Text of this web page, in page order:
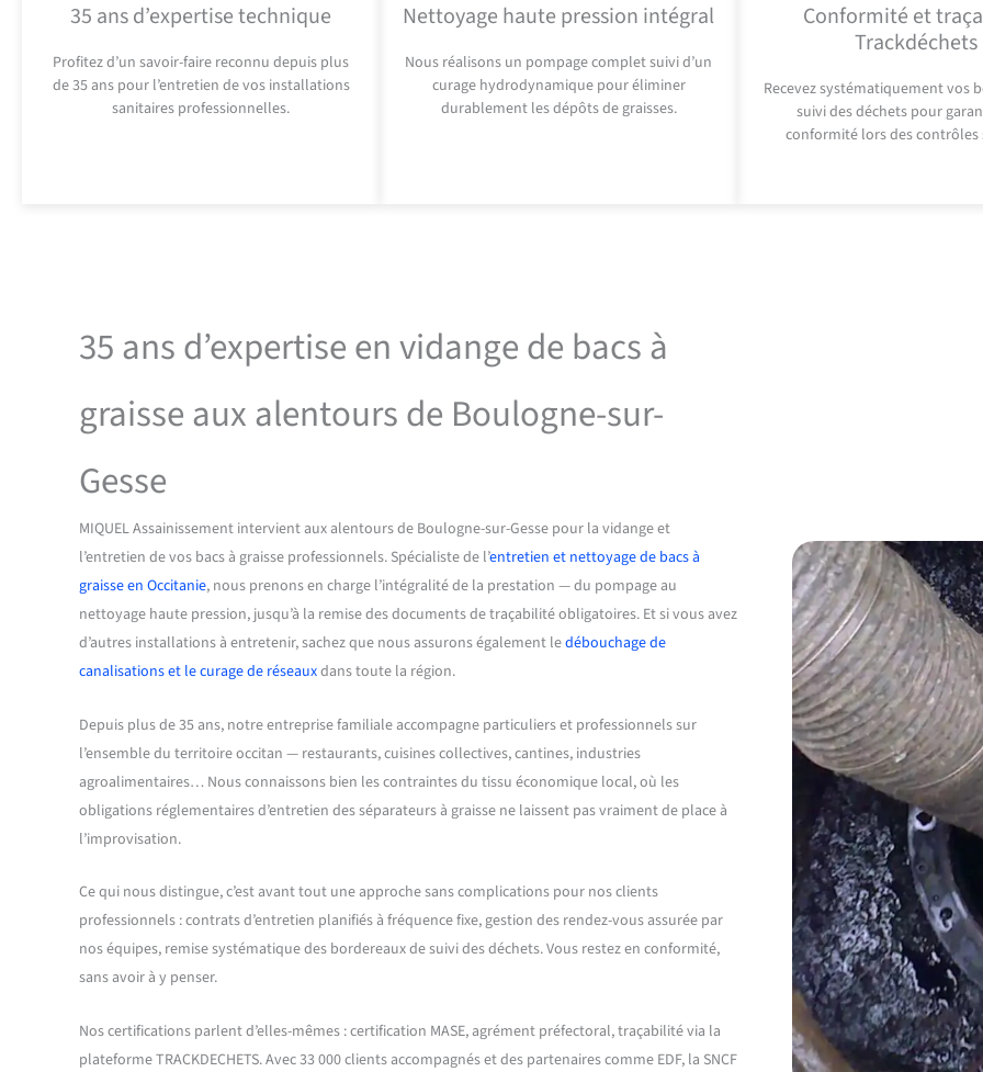
35 ans d’expertise technique
Profitez d’un savoir-faire reconnu depuis plus
de 35 ans pour l’entretien de vos installations
sanitaires professionnelles.
Nettoyage haute pression intégral
Nous réalisons un pompage complet suivi d’un
curage hydrodynamique pour éliminer
durablement les dépôts de graisses.
Conformité et
Trackdéchets
Recevez systématiquement vos
suivi des déchets pour
conformité lors des contrôles
35 ans d’expertise en vidange de bacs à
graisse aux alentours de Boulogne-sur-
Gesse
MIQUEL Assainissement intervient aux alentours de Boulogne-sur-Gesse pour la vidange et
l’entretien de vos bacs à graisse professionnels. Spécialiste de l’entretien et nettoyage de bacs à
graisse en Occitanie, nous prenons en charge l’intégralité de la prestation — du pompage au
nettoyage haute pression, jusqu’à la remise des documents de traçabilité obligatoires. Et si vous avez
d’autres installations à entretenir, sachez que nous assurons également ledébouchage de
canalisations et le curage de réseauxdans toute la région.
Depuis plus de 35 ans, notre entreprise familiale accompagne particuliers et professionnels sur
l’ensemble du territoire occitan — restaurants, cuisines collectives, cantines, industries
agroalimentaires… Nous connaissons bien les contraintes du tissu économique local, où les
obligations réglementaires d’entretien des séparateurs à graisse ne laissent pas vraiment de place à
l’improvisation.
Ce qui nous distingue, c’est avant tout une approche sans complications pour nos clients
professionnels : contrats d’entretien planifiés à fréquence fixe, gestion des rendez-vous assurée par
nos équipes, remise systématique des bordereaux de suivi des déchets. Vous restez en conformité,
sans avoir à y penser.
Nos certifications parlent d’elles-mêmes : certification MASE, agrément préfectoral, traçabilité via la
plateforme TRACKDECHETS. Avec 33 000 clients accompagnés et des partenaires comme EDF, la SNCF